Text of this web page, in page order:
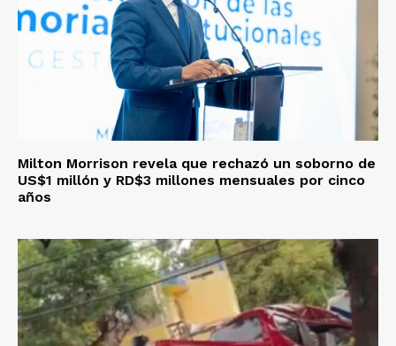
Milton Morrison revela que rechazó un soborno de
US$1 millón y RD$3 millones mensuales por cinco
años